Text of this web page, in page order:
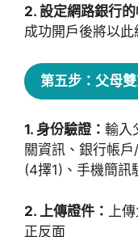
2. 設定網路銀行的
成功開戶後將以
第五步：父母
1. 身份驗證： 輸入
關資訊、銀行帳
(4擇1)、手機簡訊
2. 上傳證件：
上
正反面